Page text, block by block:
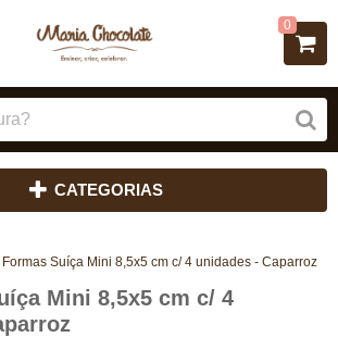
0
CATEGORIAS
Formas Suíça Mini 8,5x5 cm c/ 4 unidades - Caparroz
Mini 8,5x5 cm c/ 4